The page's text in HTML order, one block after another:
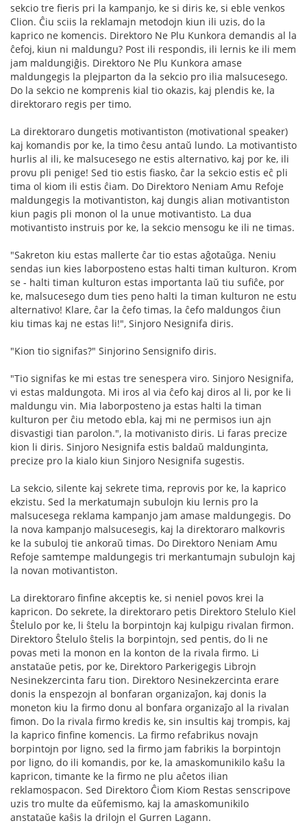
sekcio tre fieris pri la kampanjo, ke si diris ke, si eble venkos
Clion. Ĉiu sciis la reklamajn metodojn kiun ili uzis, do la
kaprico ne komencis. Direktoro Ne Plu Kunkora demandis al la
ĉefoj, kiun ni maldungu? Post ili respondis, ili lernis ke ili mem
jam maldungiĝis. Direktoro Ne Plu Kunkora amase
maldungegis la plejparton da la sekcio pro ilia malsucesego.
Do la sekcio ne komprenis kial tio okazis, kaj plendis ke, la
direktoraro regis per timo.
La direktoraro dungetis motivantiston (motivational speaker)
kaj komandis por ke, la timo ĉesu antaŭ lundo. La motivantisto
hurlis al ili, ke malsucesego ne estis alternativo, kaj por ke, ili
provu pli penige! Sed tio estis fiasko, ĉar la sekcio estis eĉ pli
tima ol kiom ili estis ĉiam. Do Direktoro Neniam Amu Refoje
maldungegis la motivantiston, kaj dungis alian motivantiston
kiun pagis pli monon ol la unue motivantisto. La dua
motivantisto instruis por ke, la sekcio mensogu ke ili ne timas.
"Sakreton kiu estas mallerte ĉar tio estas aĝotaŭga. Neniu
sendas iun kies laborposteno estas halti timan kulturon. Krom
se - halti timan kulturon estas importanta laŭ tiu sufiĉe, por
ke, malsucesego dum ties peno halti la timan kulturon ne estu
alternativo! Klare, ĉar la ĉefo timas, la ĉefo maldungos ĉiun
kiu timas kaj ne estas li!", Sinjoro Nesignifa diris.
"Kion tio signifas?" Sinjorino Sensignifo diris.
"Tio signifas ke mi estas tre senespera viro. Sinjoro Nesignifa,
vi estas maldungota. Mi iros al via ĉefo kaj diros al li, por ke li
maldungu vin. Mia laborposteno ja estas halti la timan
kulturon per ĉiu metodo ebla, kaj mi ne permisos iun ajn
disvastigi tian parolon.", la motivanisto diris. Li faras precize
kion li diris. Sinjoro Nesignifa estis baldaŭ maldunginta,
precize pro la kialo kiun Sinjoro Nesignifa sugestis.
La sekcio, silente kaj sekrete tima, reprovis por ke, la kaprico
ekzistu. Sed la merkatumajn subulojn kiu lernis pro la
malsucesega reklama kampanjo jam amase maldungegis. Do
la nova kampanjo malsucesegis, kaj la direktoraro malkovris
ke la subuloj tie ankoraŭ timas. Do Direktoro Neniam Amu
Refoje samtempe maldungegis tri merkantumajn subulojn kaj
la novan motivantiston.
La direktoraro finfine akceptis ke, si neniel povos krei la
kapricon. Do sekrete, la direktoraro petis Direktoro Stelulo Kiel
Ŝtelulo por ke, li ŝtelu la borpintojn kaj kulpigu rivalan firmon.
Direktoro Ŝtelulo ŝtelis la borpintojn, sed pentis, do li ne
povas meti la monon en la konton de la rivala firmo. Li
anstataŭe petis, por ke, Direktoro Parkerigegis Librojn
Nesinekzercinta faru tion. Direktoro Nesinekzercinta erare
donis la enspezojn al bonfaran organizaĵon, kaj donis la
moneton kiu la firmo donu al bonfara organizaĵo al la rivalan
fimon. Do la rivala firmo kredis ke, sin insultis kaj trompis, kaj
la kaprico finfine komencis. La firmo refabrikus novajn
borpintojn por ligno, sed la firmo jam fabrikis la borpintojn
por ligno, do ili komandis, por ke, la amaskomunikilo kaŝu la
kapricon, timante ke la firmo ne plu aĉetos ilian
reklamospacon. Sed Direktoro Ĉiom Kiom Restas senscripove
uzis tro multe da eŭfemismo, kaj la amaskomunikilo
anstataŭe kaŝis la drilojn el Gurren Lagann.